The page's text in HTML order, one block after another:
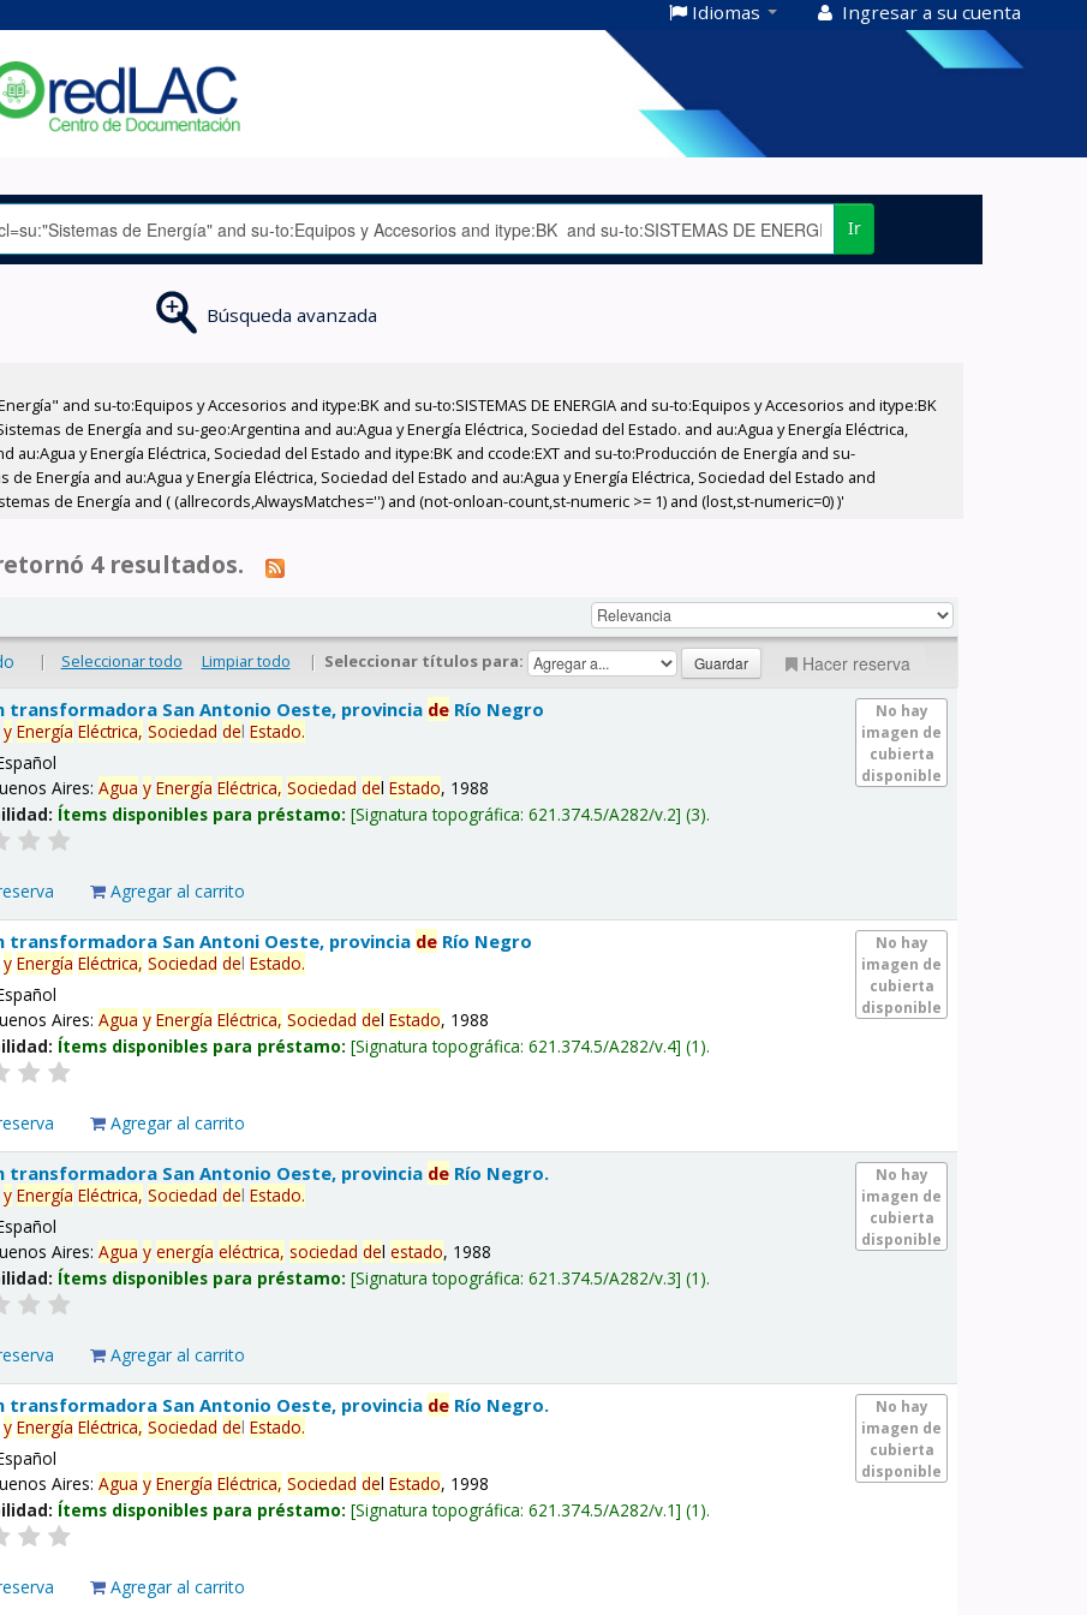
Idiomas Ingresar a su cuenta
Ir
Búsqueda avanzada
and su-to:Equipos y Accesorios and itype:BK and su-to:SISTEMAS DE ENERGIA and su-to:Equipos y Accesorios and itype:BK
de Energía and su-geo:Argentina and au:Agua y Energía Eléctrica, Sociedad del Estado. and au:Agua y Energía Eléctrica,
y Energía Eléctrica, Sociedad del Estado and itype:BK and ccode:EXT and su-to:Producción de Energía and su-
Energía and au:Agua y Energía Eléctrica, Sociedad del Estado and au:Agua y Energía Eléctrica, Sociedad del Estado and
de Energía and ( (allrecords,AlwaysMatches='') and (not-onloan-count,st-numeric >= 1) and (lost,st-numeric=0) )'
4 resultados.
| Seleccionar todo Limpiar todo | Seleccionar títulos para: Hacer reserva
No hay
imagen de
cubierta
disponible
transformadora San Antonio Oeste, provincia de Río Negro
y Energía Eléctrica, Sociedad delEstado.
Aires:Agua y Energía Eléctrica, Sociedad delEstado, 1988
Ítems disponibles para préstamo: Signatura topográfica:621.374.5/A282/v.2 (3).
Agregar al carrito
No hay
imagen de
cubierta
disponible
transformadora San Antoni Oeste, provincia de Río Negro
y Energía Eléctrica, Sociedad delEstado.
Aires:Agua y Energía Eléctrica, Sociedad delEstado, 1988
Ítems disponibles para préstamo: Signatura topográfica:621.374.5/A282/v.4 (1).
Agregar al carrito
No hay
imagen de
cubierta
disponible
transformadora San Antonio Oeste, provincia de Río Negro.
y Energía Eléctrica, Sociedad delEstado.
Aires:Agua y energía eléctrica, sociedad delestado, 1988
Ítems disponibles para préstamo: Signatura topográfica:621.374.5/A282/v.3 (1).
Agregar al carrito
No hay
imagen de
cubierta
disponible
transformadora San Antonio Oeste, provincia de Río Negro.
y Energía Eléctrica, Sociedad delEstado.
Aires:Agua y Energía Eléctrica, Sociedad delEstado, 1998
Ítems disponibles para préstamo: Signatura topográfica:621.374.5/A282/v.1 (1).
Agregar al carrito